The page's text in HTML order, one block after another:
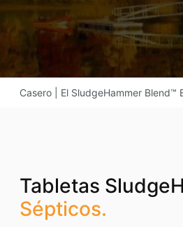
Casero El SludgeHammer Blend™
Tabletas
Sépticos.